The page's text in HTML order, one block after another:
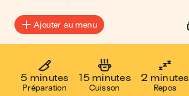
Ajouter au menu
5 minutes
Préparation
15 minutes
Cuisson
2 minutes
Repos